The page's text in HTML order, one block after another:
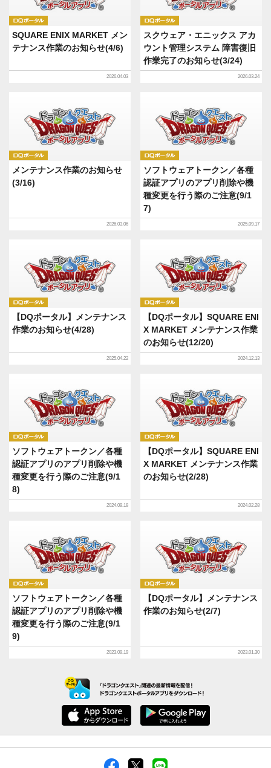
SQUARE ENIX MARKET メン
テナンス作業のお知らせ(4/6)
2026.04.03
スクウェア・エニックス アカ
ウント管理システム 障害復旧
作業完了のお知らせ(3/24)
2026.03.24
メンテナンス作業のお知らせ
(3/16)
2026.03.06
ソフトウェアトークン／各種
認証アプリのアプリ削除や機
種変更を行う際のご注意(9/1
7)
2025.09.17
【DQポータル】メンテナンス
作業のお知らせ(4/28)
2025.04.22
【DQポータル】SQUARE ENI
X MARKET メンテナンス作業
のお知らせ(12/20)
2024.12.13
ソフトウェアトークン／各種
認証アプリのアプリ削除や機
種変更を行う際のご注意(9/1
8)
2024.09.18
【DQポータル】SQUARE ENI
X MARKET メンテナンス作業
のお知らせ(2/28)
2024.02.28
ソフトウェアトークン／各種
認証アプリのアプリ削除や機
種変更を行う際のご注意(9/1
9)
2023.09.19
【DQポータル】メンテナンス
作業のお知らせ(2/7)
2023.01.30